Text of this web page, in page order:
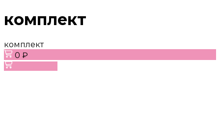
комплект
комплект
0 ₽